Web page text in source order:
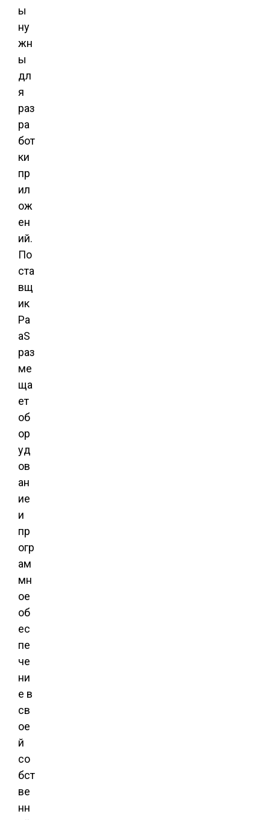
ы
ну
жн
ы
дл
я
раз
ра
бот
ки
пр
ил
ож
ен
ий.
По
ста
вщ
ик
Pa
aS
раз
ме
ща
ет
об
ор
уд
ов
ан
ие
и
пр
огр
ам
мн
ое
об
ес
пе
че
ни
е в
св
ое
й
со
бст
ве
нн